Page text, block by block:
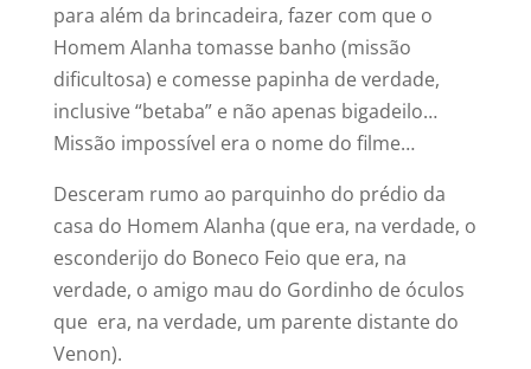
para além da brincadeira, fazer com que o
Homem Alanha tomasse banho (missão
dificultosa) e comesse papinha de verdade,
inclusive “betaba” e não apenas bigadeilo…
Missão impossível era o nome do filme…
Desceram rumo ao parquinho do prédio da
casa do Homem Alanha (que era, na verdade, o
esconderijo do Boneco Feio que era, na
verdade, o amigo mau do Gordinho de óculos
que era, na verdade, um parente distante do
Venon).